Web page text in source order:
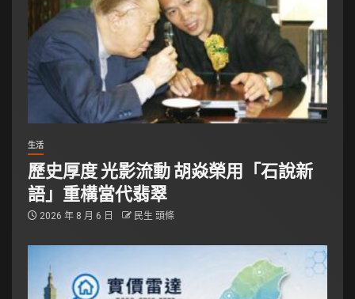
生活
歷史厚度 光影流動 胡焱榮用「石說新
語」重構當代翡翠
2026 年 8 月 6 日 民生 頭條